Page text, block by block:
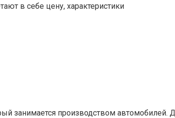
в себе цену, характеристики
занимается производством автомобилей.